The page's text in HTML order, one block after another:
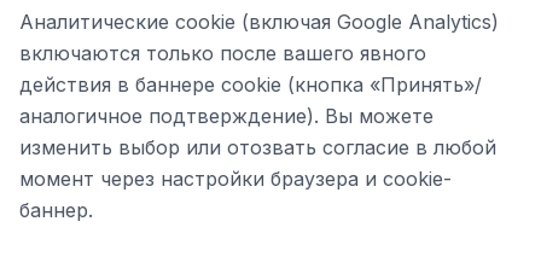
Аналитические cookie (включая Google Analytics)
включаются только после вашего явного
действия в баннере cookie (кнопка «Принять»/
аналогичное подтверждение). Вы можете
изменить выбор или отозвать согласие в любой
момент через настройки браузера и cookie-
баннер.